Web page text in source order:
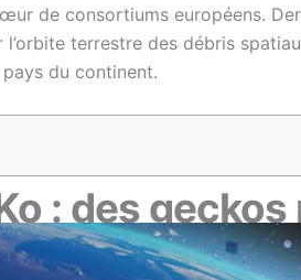
de consortiums européens.
l’orbite terrestre des débris
du continent.
: des